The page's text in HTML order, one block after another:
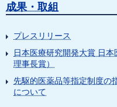
成果・取組
プレスリリース
日本医療研究開発大賞 日
理事長賞）
先駆的医薬品等指定制度の
について